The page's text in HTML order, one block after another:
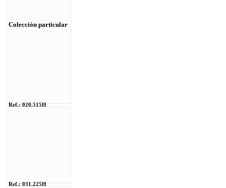
Colección particular
Ref.: 020.515H
Ref.: 031.225H